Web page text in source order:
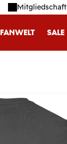
Mitgliedschaft
FANWELT SALE